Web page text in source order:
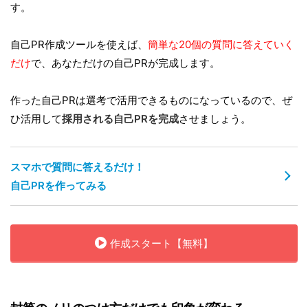
す。
自己PR作成ツールを使えば、 簡単な20個の質問に答えていく
だけで、あなただけの自己PRが完成します。
作った自己PRは選考で活用できるものになっているので、ぜ
ひ活用して採用される自己PRを完成させましょう。
スマホで質問に答えるだけ！
自己PRを作ってみる
作成スタート【無料】